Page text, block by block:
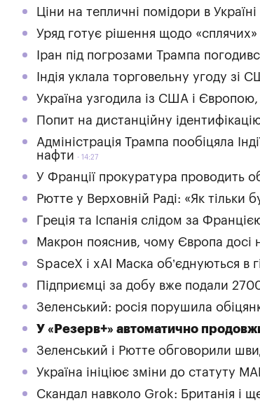
Ціни на тепличні помідори в
Уряд готує рішення щодо «сплячих»
Іран під погрозами Трампа
Індія уклала торговельну угоду
Україна узгодила із США і
Попит на дистанційну
Адміністрація Трампа пообіцяла
нафти
14:27
У Франції прокуратура проводить
Рютте у Верховній Раді: «Як тільки
Греція та Іспанія слідом за
Макрон пояснив, чому Європа досі
SpaceX і xAI Маска об’єднуються в
Підприємці за добу вже подали
Зеленський: росія порушила
У «Резерв+» автоматично
Зеленський і Рютте обговорили
Україна ініціює зміни до статуту
Скандал навколо Grok: Британія і